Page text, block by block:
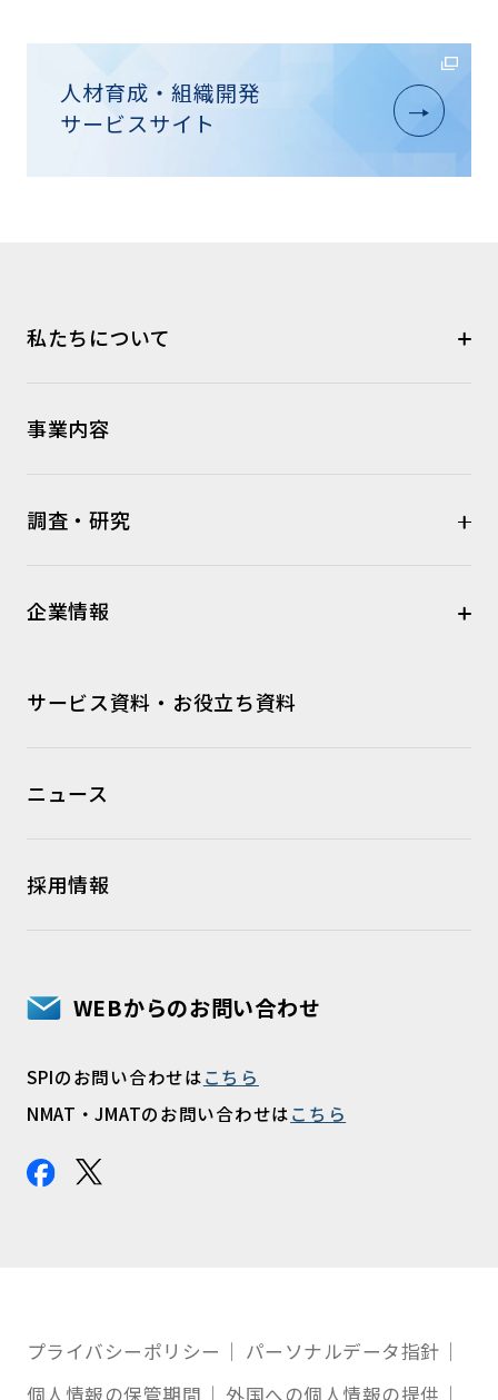
人材育成・組織開発
サービスサイト
私たちについて
事業内容
調査・研究
企業情報
サービス資料・お役立ち資料
ニュース
採用情報
WEBからのお問い合わせ
SPIのお問い合わせはこちら
NMAT・JMATのお問い合わせはこちら
プライバシーポリシー
パーソナルデータ指針